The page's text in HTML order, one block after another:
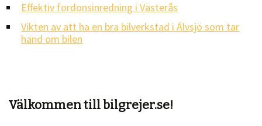
Effektiv fordonsinredning i Västerås
Vikten av att ha en bra bilverkstad i Älvsjö som tar
hand om bilen
Välkommen till bilgrejer.se!